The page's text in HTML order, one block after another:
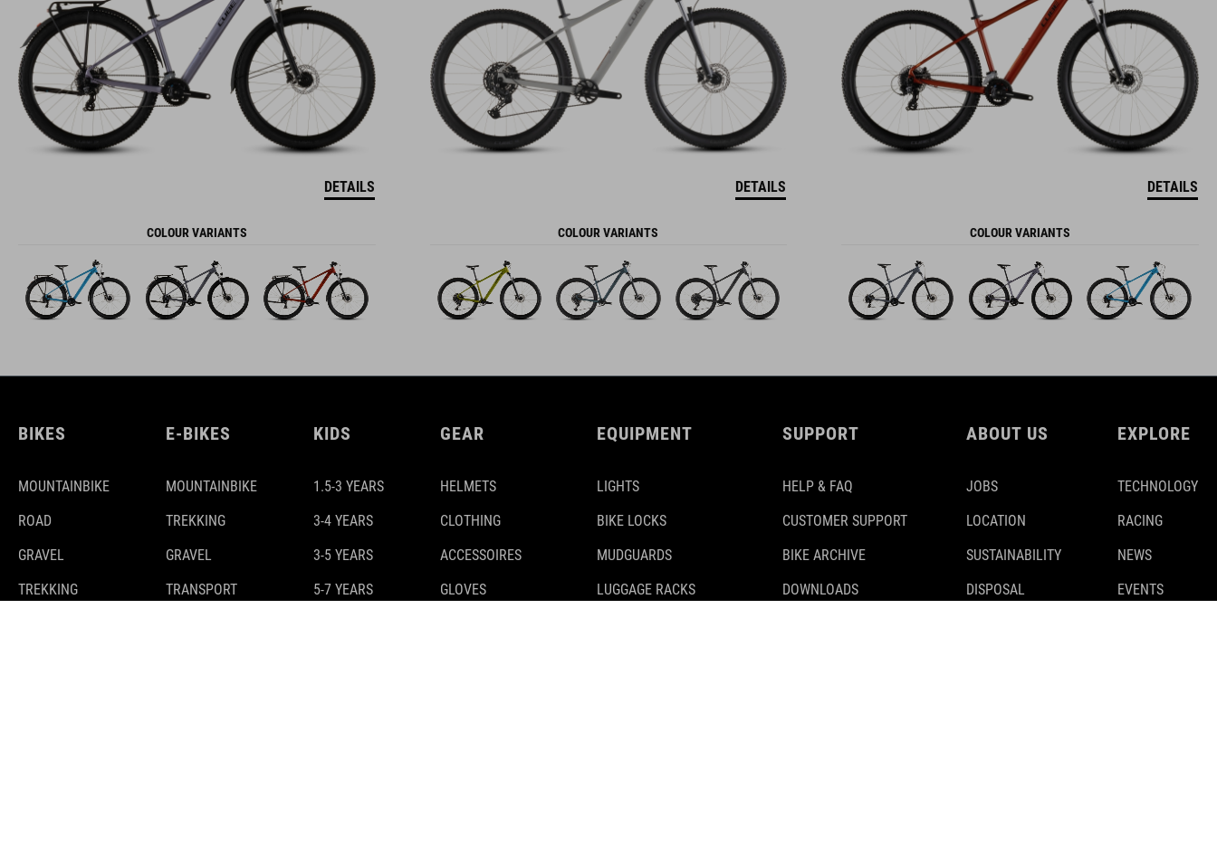
DETAILS
COLOUR VARIANTS
DETAILS
COLOUR VARIANTS
DETAILS
COLOUR VARIANTS
BIKES
MOUNTAINBIKE
ROAD
GRAVEL
TREKKING
E-BIKES
MOUNTAINBIKE
TREKKING
GRAVEL
TRANSPORT
KIDS
1.5-3 YEARS
3-4 YEARS
3-5 YEARS
5-7 YEARS
GEAR
HELMETS
CLOTHING
ACCESSOIRES
GLOVES
EQUIPMENT
LIGHTS
BIKE LOCKS
MUDGUARDS
LUGGAGE RACKS
SUPPORT
HELP & FAQ
CUSTOMER SUPPORT
BIKE ARCHIVE
DOWNLOADS
ABOUT US
JOBS
LOCATION
SUSTAINABILITY
DISPOSAL
EXPLORE
TECHNOLOGY
RACING
NEWS
EVENTS